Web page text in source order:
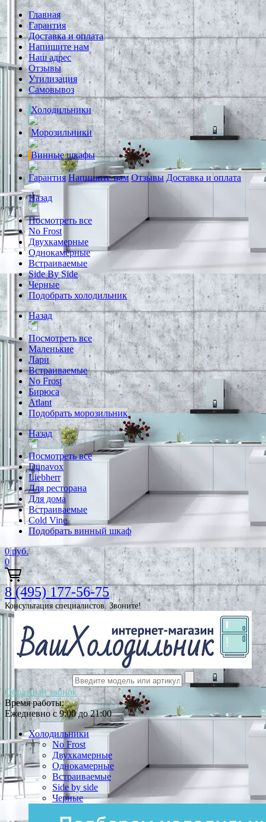
Главная
Гарантия
Доставка и оплата
Напишите нам
Наш адрес
Отзывы
Утилизация
Самовывоз
Холодильники
Морозильники
Винные шкафы
Гарантия Напишите нам Отзывы Доставка и оплата
Назад
Посмотреть все
No Frost
Двухкамерные
Однокамерные
Встраиваемые
Side By Side
Черные
Подобрать холодильник
Назад
Посмотреть все
Маленькие
Лари
Встраиваемые
No Frost
Бирюса
Atlant
Подобрать морозильник
Назад
Посмотреть все
Dunavox
Liebherr
Для ресторана
Для дома
Встраиваемые
Cold Vine
Подобрать винный шкаф
0 руб.
0
8 (495) 177-56-75
Консультация специалистов. Звоните!
Обратный звонок
Время работы:
Ежедневно с 9:00 до 21:00
Холодильники
No Frost
Двухкамерные
Однокамерные
Встраиваемые
Side by side
Черные